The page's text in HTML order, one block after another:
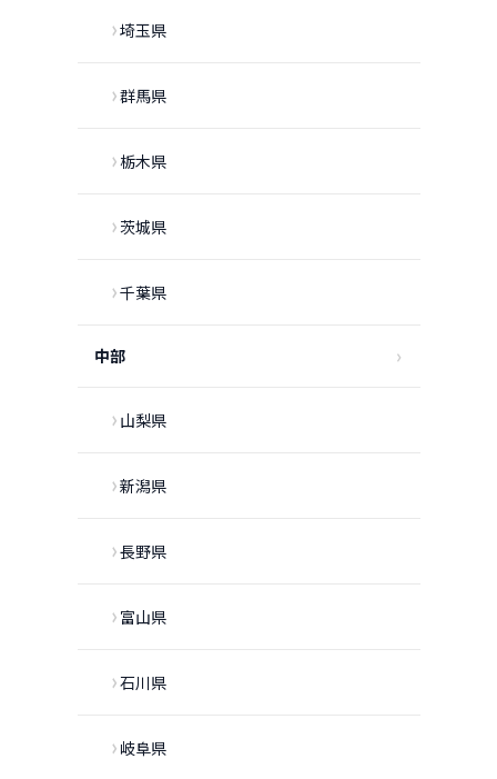
埼玉県
群馬県
栃木県
茨城県
千葉県
中部
山梨県
新潟県
長野県
富山県
石川県
岐阜県